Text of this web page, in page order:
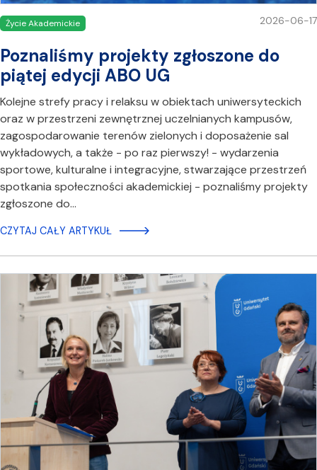
Życie Akademickie 2026-06-17
Poznaliśmy projekty zgłoszone do
piątej edycji ABO UG
Kolejne strefy pracy i relaksu w obiektach uniwersyteckich
oraz w przestrzeni zewnętrznej uczelnianych kampusów,
zagospodarowanie terenów zielonych i doposażenie sal
wykładowych, a także - po raz pierwszy! - wydarzenia
sportowe, kulturalne i integracyjne, stwarzające przestrzeń
spotkania społeczności akademickiej - poznaliśmy projekty
zgłoszone do…
CZYTAJ CAŁY ARTYKUŁ